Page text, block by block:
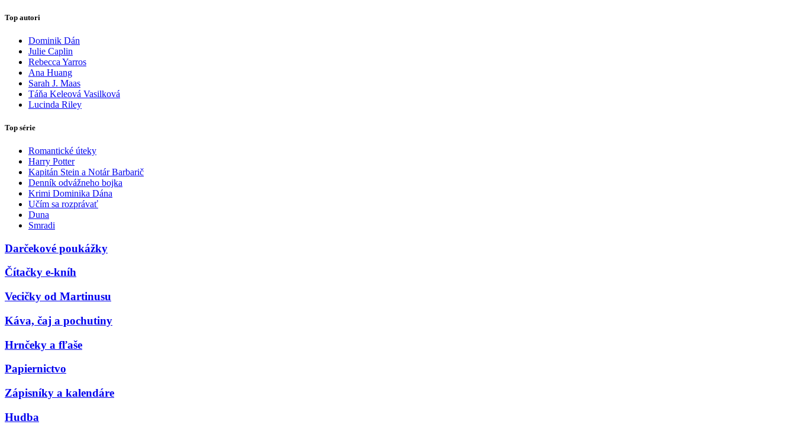
Top autori
Dominik Dán
Julie Caplin
Rebecca Yarros
Ana Huang
Sarah J. Maas
Táňa Keleová Vasilková
Lucinda Riley
Top série
Romantické úteky
Harry Potter
Kapitán Stein a Notár Barbarič
Denník odvážneho bojka
Krimi Dominika Dána
Učím sa rozprávať
Duna
Smradi
Darčekové poukážky
Čítačky e-kníh
Vecičky od Martinusu
Káva, čaj a pochutiny
Hrnčeky a fľaše
Papiernictvo
Zápisníky a kalendáre
Hudba